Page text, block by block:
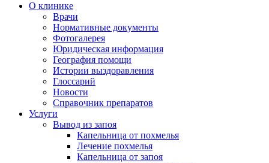
О клинике
Врачи
Нормативные документы
Фотогалерея
Юридическая информация
География помощи
Истории выздоравления
Глоссарий
Новости
Справочник препаратов
Услуги
Вывод из запоя
Капельница от похмелья
Лечение похмелья
Капельница от запоя